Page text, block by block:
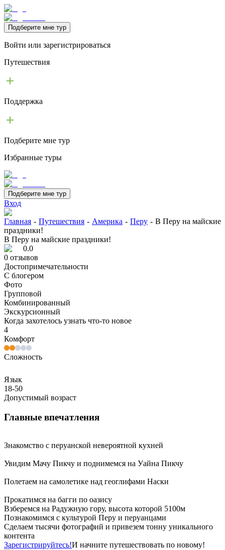
Подберите мне тур
Войти или зарегистрироваться
Путешествия
Поддержка
Подберите мне тур
Избранные туры
Подберите мне тур
Вход
Главная - Путешествия - Америка - Перу - В Перу на майские
праздники!
В Перу на майские праздники!
0.0
0 отзывов
Достопримечательности
С блогером
Фото
Групповой
Комбинированный
Экскурсионный
Когда захотелось узнать что-то новое
4
Комфорт
Сложность
Язык
18-50
Допустимый возраст
Главные впечатления
Знакомство с перуанской невероятной кухней
Увидим Мачу Пикчу и поднимемся на Уайна Пикчу
Полетаем на самолетике над геоглифами Наски
Прокатимся на багги по оазису
Взберемся на Радужную гору, высота которой 5100м
Познакомимся с культурой Перу и перуанцами
Сделаем тысячи фотографий и привезем тонну уникального
контента
Зарегистрируйтесь!И начните путешествовать по новому!